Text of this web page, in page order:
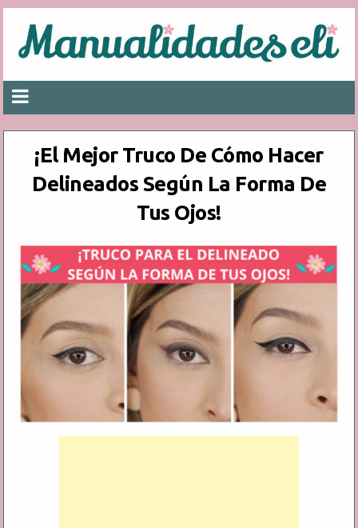
¡El Mejor Truco De Cómo Hacer
Delineados Según La Forma De
Tus Ojos!